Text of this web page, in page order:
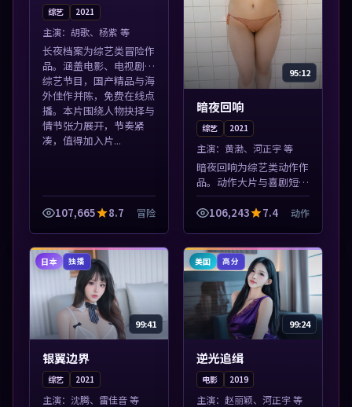
综艺 2021
主演： 胡歌、杨紫 等
长夜档案为综艺类冒险作
品。涵盖电影、电视剧与
综艺节目，国产精品与海
外佳作并陈，免费在线点
播。本片围绕人物抉择与
情节张力展开，节奏紧
凑，值得加入片...
107,665 8.7 冒险
95:12
暗夜回响
综艺 2021
主演： 黄渤、河正宇 等
暗夜回响为综艺类动作作
品。动作大片与喜剧短片
搭配推荐，亚洲影视高清
站，流畅不卡顿。本片围
片单。
106,243 7.4 动作
日本 独播
99:41
银翼边界
综艺 2021
主演： 沈腾、雷佳音 等
美国 高分
99:24
逆光追缉
电影 2019
主演： 赵丽颖、河正宇 等